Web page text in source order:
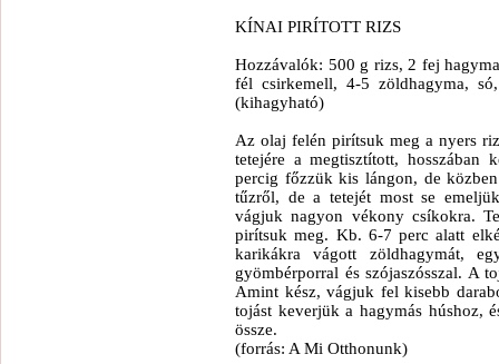
KÍNAI PIRÍTOTT RIZS
Hozzávalók: 500 g rizs, 2 fej
fél csirkemell, 4-5 zöldhagyma,
(kihagyható)
Az olaj felén pirítsuk meg a nyers
tetejére a megtisztított, hosszában
percig főzzük kis lángon, de
tűzről, de a tetejét most se
vágjuk nagyon vékony csíkokra.
pirítsuk meg. Kb. 6-7 perc alatt
karikákra vágott zöldhagymát,
gyömbérporral és szójaszósszal. A
Amint kész, vágjuk fel kisebb
tojást keverjük a hagymás húshoz,
össze.
(forrás: A Mi Otthonunk)